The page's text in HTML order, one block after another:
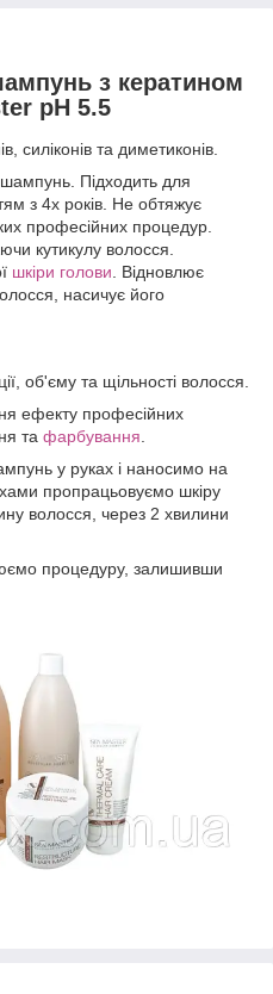
з кератином
pH 5.5
силіконів та диметиконів.
Підходить для
з 4х років. Не обтяжує
професійних процедур.
кутикулу волосся.
шкіри голови. Відновлює
насичує його
об'єму та щільності волосся.
ефекту професійних
та фарбування.
у руках і наносимо на
пропрацьовуємо шкіру
волосся, через 2 хвилини
процедуру, залишивши